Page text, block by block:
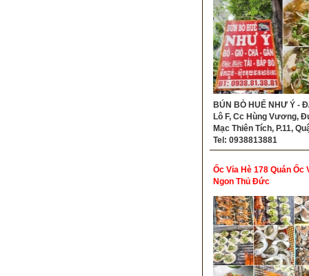
BÚN BÒ HUẾ NHƯ Ý -
Lô F, Cc Hùng Vương,
Mạc Thiên Tích, P.11,
Tel: 0938813881
Ốc Vỉa Hè 178 Quán Ốc
Ngon Thủ Đức